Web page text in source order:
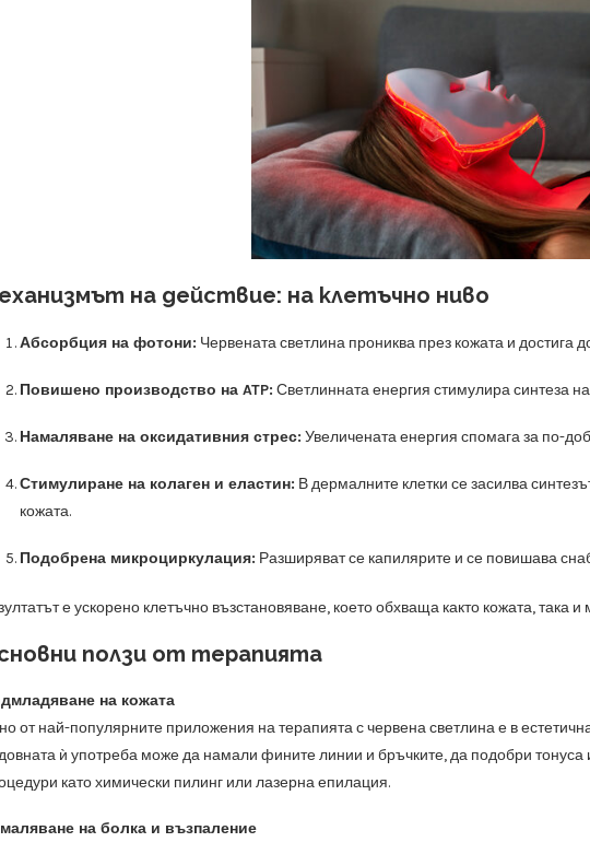
на действие: на клетъчно ниво
Абсорбция на фотони: Червената светлина прониква през кожата и достига
Повишено производство на ATP: Светлинната енергия стимулира синтеза
Намаляване на оксидативния стрес: Увеличената енергия спомага за по-
Стимулиране на колаген и еластин: В дермалните клетки се засилва
кожата.
Подобрена микроциркулация: Разширяват се капилярите и се повишава
е ускорено клетъчно възстановяване, което обхваща както кожата, така
ползи от терапията
на кожата
от най-популярните приложения на терапията с червена светлина е в
ѝ употреба може да намали фините линии и бръчките, да подобри тонуса
като химически пилинг или лазерна епилация.
на болка и възпаление